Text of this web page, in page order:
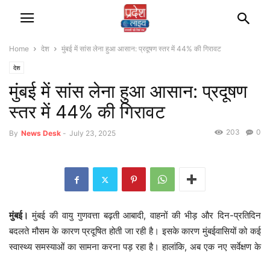
Home देश मुंबई में सांस लेना हुआ आसान: प्रदूषण स्तर में 44% की गिरावट
देश
मुंबई में सांस लेना हुआ आसान: प्रदूषण
स्तर में 44% की गिरावट
By News Desk - July 23, 2025 0
203
मुंबई।मुंबई की वायु गुणवत्ता बढ़ती आबादी, वाहनों की भीड़ और दिन-प्रतिदिन
बदलते मौसम के कारण प्रदूषित होती जा रही है। इसके कारण मुंबईवासियों को कई
स्वास्थ्य समस्याओं का सामना करना पड़ रहा है। हालांकि, अब एक नए सर्वेक्षण के